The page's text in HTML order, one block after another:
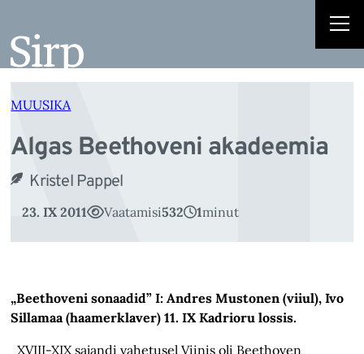
juurde
MUUSIKA
Algas Beethoveni akadeemia
Kristel Pappel
23. IX 2011 Vaatamisi532 1minut
„Beethoveni sonaadid” I: Andres Mustonen (viiul), Ivo
Sillamaa (haamerklaver) 11. IX Kadrioru lossis.
XVIII-XIX sajandi vahetusel Viinis oli Beethoven